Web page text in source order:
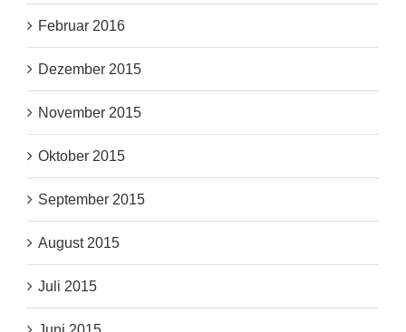
Februar 2016
Dezember 2015
November 2015
Oktober 2015
September 2015
August 2015
Juli 2015